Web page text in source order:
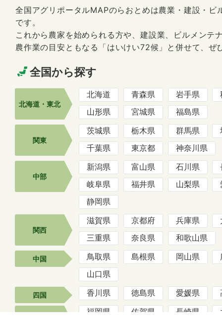
全国アグリポータルMAPのらおとめは農業・建設・ビ
です。
これから農家を始められる方や、建設業、ビルメンテ
農作業の目安ともなる「はいけい72候」と併せて、ぜ
全国から探す
北海道・東北
北海道 青森県 岩手県
山形県
宮城県 福島県
関東
茨城県 栃木県 群馬県
千葉県
東京都 神奈川県
中部
新潟県 富山県 石川県
岐阜県
福井県 山梨県
静岡県
関西
滋賀県 京都府 兵庫県
三重県
奈良県 和歌山県
中国 鳥取県 島根県 岡山県
山口県
四国 香川県 徳島県 愛媛県
福岡県 佐賀県 長崎県